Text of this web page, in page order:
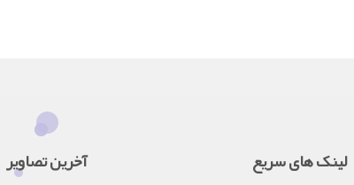
لینک های سریع آخرین تصاویر